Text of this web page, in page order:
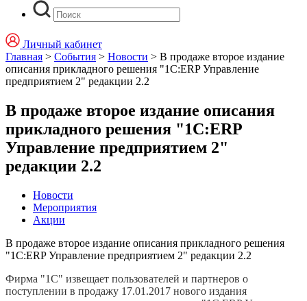
Личный кабинет
Главная > События > Новости > В продаже второе издание
описания прикладного решения "1С:ERP Управление
предприятием 2" редакции 2.2
В продаже второе издание описания
прикладного решения "1С:ERP
Управление предприятием 2"
редакции 2.2
Новости
Мероприятия
Акции
В продаже второе издание описания прикладного решения
"1С:ERP Управление предприятием 2" редакции 2.2
Фирма "1С" извещает пользователей и партнеров о
поступлении в продажу 17.01.2017 нового издания